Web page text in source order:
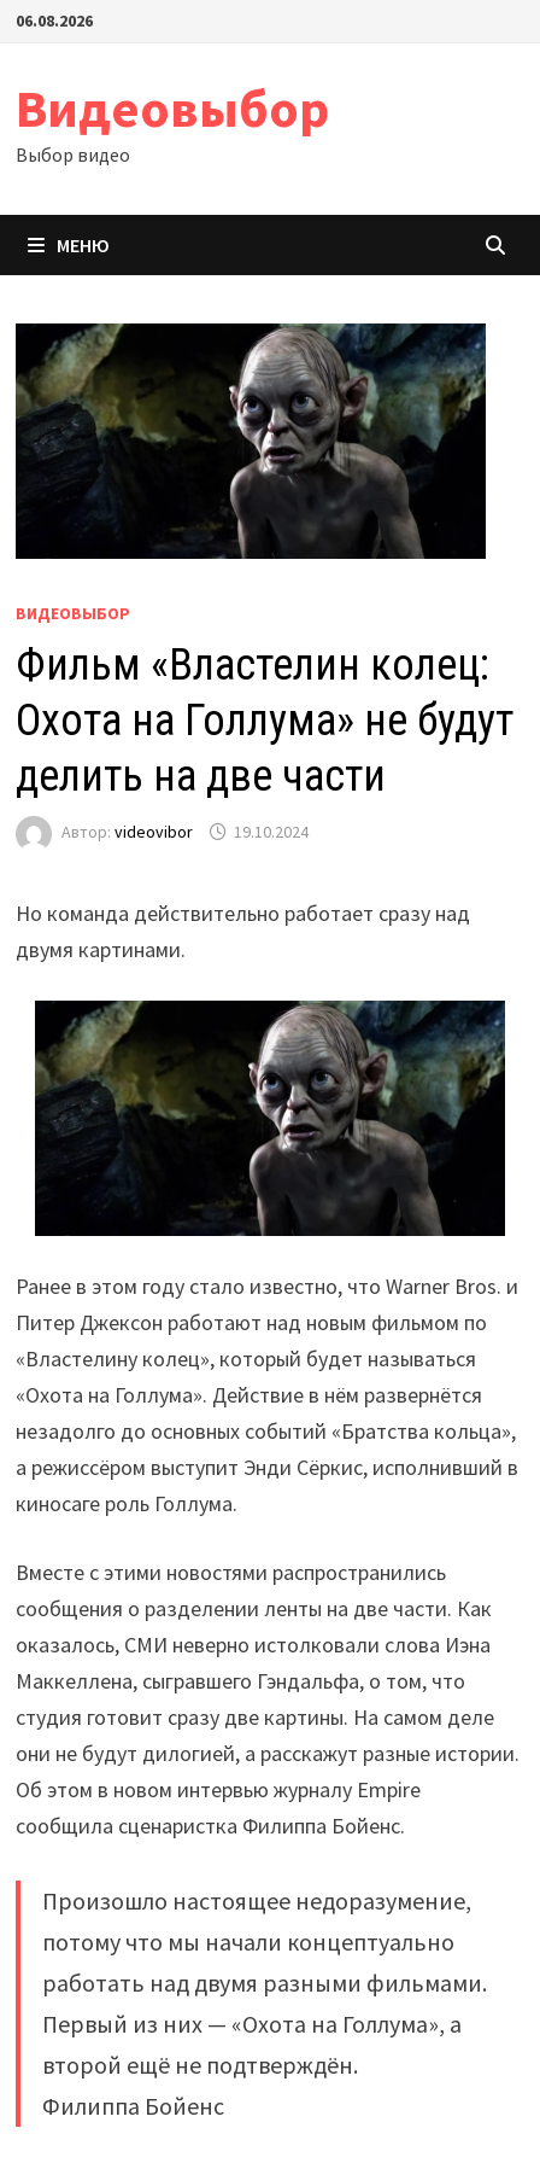
Перейти
06.08.2026
Видеовыбор
Выбор видео
МЕНЮ
ВИДЕОВЫБОР
Фильм «Властелин колец:
Охота на Голлума» не будут
делить на две части
Автор: videovibor 19.10.2024
Но команда действительно работает сразу над
двумя картинами.
Ранее в этом году стало известно, что Warner Bros. и
Питер Джексон работают над новым фильмом по
«Властелину колец», который будет называться
«Охота на Голлума». Действие в нём развернётся
незадолго до основных событий «Братства кольца»,
а режиссёром выступит Энди Сёркис, исполнивший в
киносаге роль Голлума.
Вместе с этими новостями распространились
сообщения о разделении ленты на две части. Как
оказалось, СМИ неверно истолковали слова Иэна
Маккеллена, сыгравшего Гэндальфа, о том, что
студия готовит сразу две картины. На самом деле
они не будут дилогией, а расскажут разные истории.
Об этом в новом интервью журналу Empire
сообщила сценаристка Филиппа Бойенс.
Произошло настоящее недоразумение,
потому что мы начали концептуально
работать над двумя разными фильмами.
Первый из них — «Охота на Голлума», а
второй ещё не подтверждён.
Филиппа Бойенс